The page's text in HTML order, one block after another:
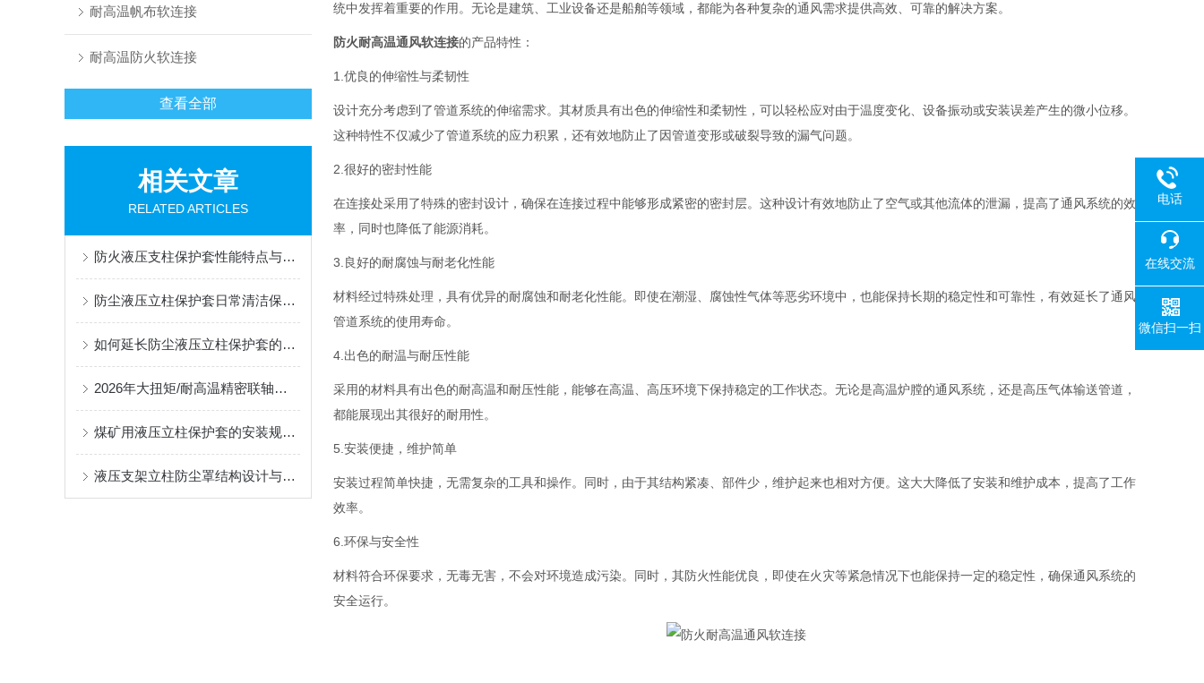
耐高温帆布软连接
耐高温防火软连接
查看全部
相关文章
RELATED ARTICLES
防火液压支柱保护套性能特点与阻燃防护应用
防尘液压立柱保护套日常清洁保养与更换规范
如何延长防尘液压立柱保护套的使用寿命？
2026年大扭矩/耐高温精密联轴器定制找哪家？能实现精准定制的优质厂家盘点
煤矿用液压立柱保护套的安装规范与使用寿命提升方案
液压支架立柱防尘罩结构设计与密封防护原理
统中发挥着重要的作用。无论是建筑、工业设备还是船舶等领域，都能为各种复杂的通风需求提供高效、可靠的解决方案。
防火耐高温通风软连接的产品特性：
1.优良的伸缩性与柔韧性
设计充分考虑到了管道系统的伸缩需求。其材质具有出色的伸缩性和柔韧性，可以轻松应对由于温度变化、设备振动或安装误差产生的微小位移。
这种特性不仅减少了管道系统的应力积累，还有效地防止了因管道变形或破裂导致的漏气问题。
2.很好的密封性能
在连接处采用了特殊的密封设计，确保在连接过程中能够形成紧密的密封层。这种设计有效地防止了空气或其他流体的泄漏，提高了通风系统的效
率，同时也降低了能源消耗。
3.良好的耐腐蚀与耐老化性能
材料经过特殊处理，具有优异的耐腐蚀和耐老化性能。即使在潮湿、腐蚀性气体等恶劣环境中，也能保持长期的稳定性和可靠性，有效延长了通风
管道系统的使用寿命。
4.出色的耐温与耐压性能
采用的材料具有出色的耐高温和耐压性能，能够在高温、高压环境下保持稳定的工作状态。无论是高温炉膛的通风系统，还是高压气体输送管道，
都能展现出其很好的耐用性。
5.安装便捷，维护简单
安装过程简单快捷，无需复杂的工具和操作。同时，由于其结构紧凑、部件少，维护起来也相对方便。这大大降低了安装和维护成本，提高了工作
效率。
6.环保与安全性
材料符合环保要求，无毒无害，不会对环境造成污染。同时，其防火性能优良，即使在火灾等紧急情况下也能保持一定的稳定性，确保通风系统的
安全运行。
电话
在线交流
微信扫一扫